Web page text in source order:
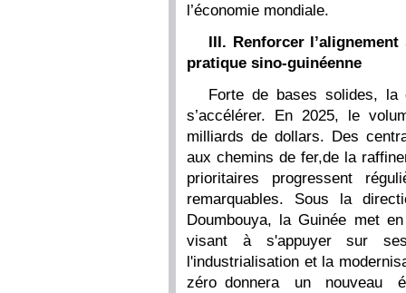
l’économie mondiale.
III. Renforcer
pratique sino-guinéenne
Forte de bases solides, la
s’accélérer. En 2025, le
milliards de dollars. Des
aux chemins de fer,de la
prioritaires progressent
remarquables. Sous la
Doumbouya, la Guinée met
visant à s'appuyer sur
l'industrialisation et la
zéro donnera un nouveau